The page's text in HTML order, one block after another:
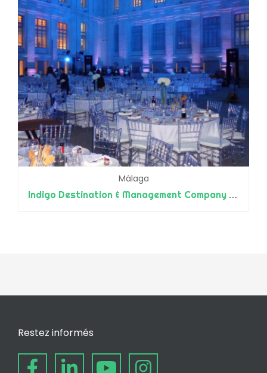
Málaga
Indigo Destination & Management Company Group - MICE
Restez informés